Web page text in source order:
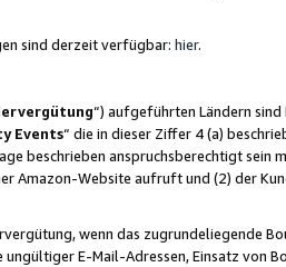
sind derzeit verfügbar: hier.
“) aufgeführten Ländern
Events“ die in dieser Ziffer 4 (a)
beschrieben anspruchsberechtigt sein
Amazon-Website aufruft und (2) der
wenn das zugrundeliegende
ungültiger E-Mail-Adressen, Einsatz von